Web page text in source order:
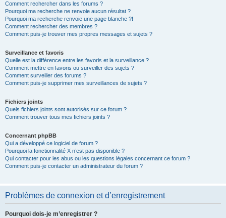
Comment rechercher dans les forums ?
Pourquoi ma recherche ne renvoie aucun résultat ?
Pourquoi ma recherche renvoie une page blanche ?!
Comment rechercher des membres ?
Comment puis-je trouver mes propres messages et sujets ?
Surveillance et favoris
Quelle est la différence entre les favoris et la surveillance ?
Comment mettre en favoris ou surveiller des sujets ?
Comment surveiller des forums ?
Comment puis-je supprimer mes surveillances de sujets ?
Fichiers joints
Quels fichiers joints sont autorisés sur ce forum ?
Comment trouver tous mes fichiers joints ?
Concernant phpBB
Qui a développé ce logiciel de forum ?
Pourquoi la fonctionnalité X n’est pas disponible ?
Qui contacter pour les abus ou les questions légales concernant ce forum ?
Comment puis-je contacter un administrateur du forum ?
Problèmes de connexion et d’enregistrement
Pourquoi dois-je m’enregistrer ?